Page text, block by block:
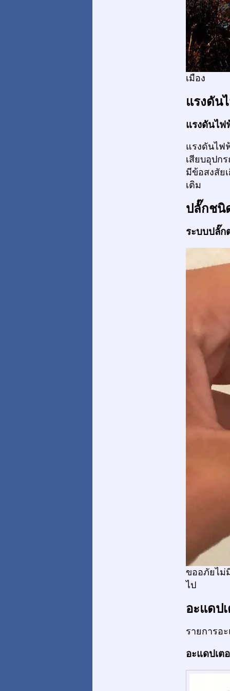
เมือง
แรงดัน
แรงดันไ
แรงดันไฟ
เสียบอุปก
มีข้อสงสัย
เติม
ปลั๊กชนิ
ระบบปลั๊ก
ขออภัยไม่
ไป
อะแดป
รายการอ
อะแดปเต